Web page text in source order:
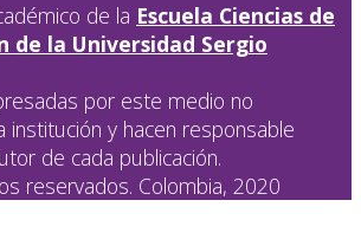
de la Escuela Ciencias de
de la Universidad Sergio
por este medio no
institución y hacen responsable
de cada publicación.
reservados. Colombia, 2020